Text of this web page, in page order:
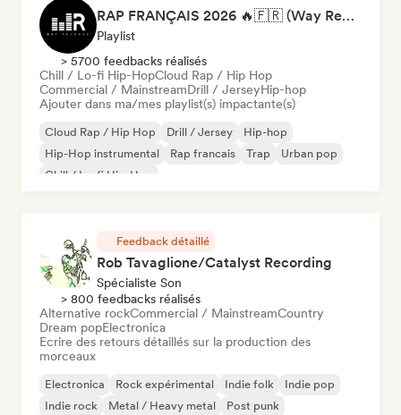
RAP FRANÇAIS 2026 🔥🇫🇷 (Way Records)
Playlist
> 5700 feedbacks réalisés
Chill / Lo-fi Hip-HopCloud Rap / Hip Hop
Commercial / MainstreamDrill / JerseyHip-hop
Ajouter dans ma/mes playlist(s) impactante(s)
Cloud Rap / Hip Hop Drill / Jersey
Hip-hop
Hip-Hop instrumental
Rap francais Trap
Urban pop
Chill / Lo-fi Hip-Hop
Feedback détaillé
Rob Tavaglione/Catalyst Recording
Spécialiste Son
> 800 feedbacks réalisés
Alternative rockCommercial / MainstreamCountry
Dream popElectronica
Ecrire des retours détaillés sur la production des
morceaux
Electronica Rock expérimental Indie folk
Indie pop
Indie rock
Metal / Heavy metal
Post punk